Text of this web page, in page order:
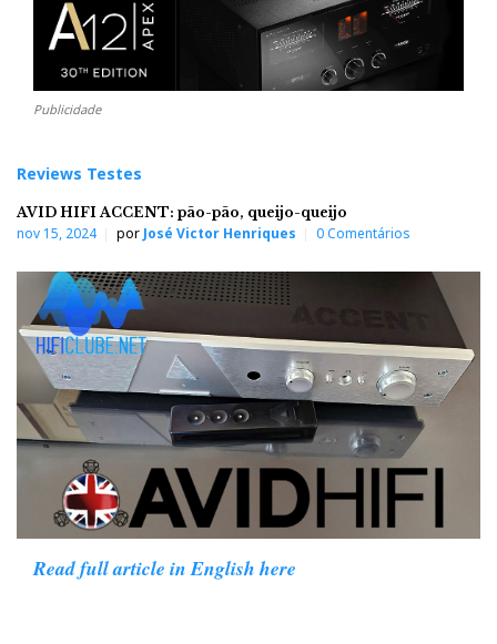
Publicidade
Reviews Testes
AVID HIFI ACCENT: pão-pão, queijo-queijo
nov 15, 2024 por José Victor Henriques 0 Comentários
Read full article in English here